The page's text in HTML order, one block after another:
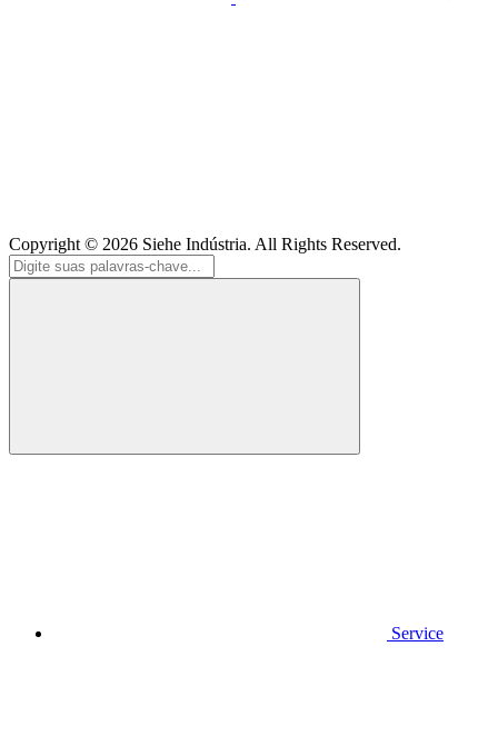
Copyright © 2026 Siehe Indústria. All Rights Reserved.
Service